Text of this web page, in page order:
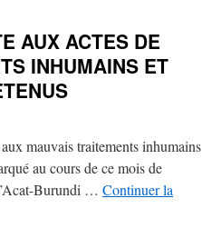
AUX ACTES DE
INHUMAINS ET
mauvais traitements inhumains
au cours de ce mois de
Burundi … Continuer la